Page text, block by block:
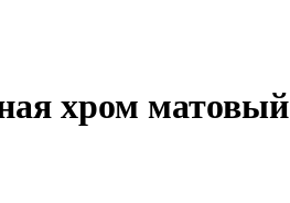
хром матовый